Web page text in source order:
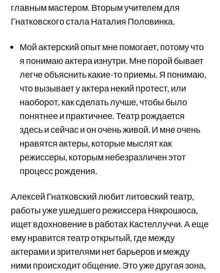
главным мастером. Вторым учителем для
Гнатковского стала Наталия Половинка.
Мой актерский опыт мне помогает, потому что
я понимаю актера изнутри. Мне порой бывает
легче объяснить какие-то приемы. Я понимаю,
что вызывает у актера некий протест, или
наоборот, как сделать лучше, чтобы было
понятнее и практичнее. Театр рождается
здесь и сейчас и он очень живой. И мне очень
нравятся актеры, которые мыслят как
режиссеры, которым небезразличен этот
процесс рождения.
Алексей Гнатковский любит литовский театр,
работы уже ушедшего режиссера Някрошюса,
ищет вдохновение в работах Кастеллуччи. А еще
ему нравится театр открытый, где между
актерами и зрителями нет барьеров и между
ними происходит общение. Это уже другая зона,